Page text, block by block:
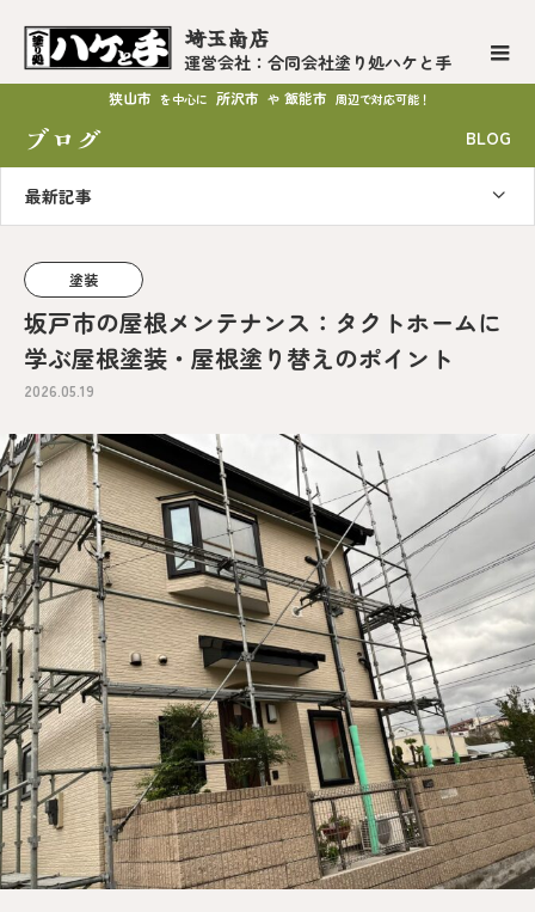
埼玉南店
運営会社：合同会社塗り処ハケと手
狭山市 を中心に 所沢市 や 飯能市 周辺で対応可能！
ブログ BLOG
最新記事
塗装
坂戸市の屋根メンテナンス：タクトホームに
学ぶ屋根塗装・屋根塗り替えのポイント
2026.05.19